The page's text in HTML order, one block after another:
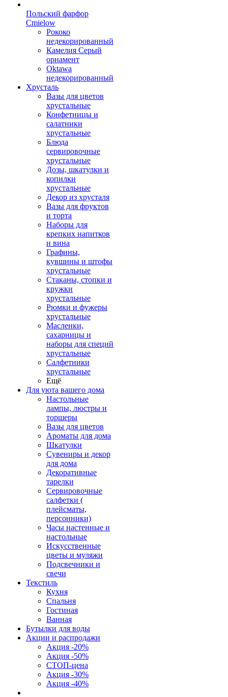
Польский фарфор
Сmielow
Рококо
недекорированный
Камелия Серый
орнамент
Oktawa
недекорированный
Хрусталь
Вазы для цветов
хрустальные
Конфетницы и
салатники
хрустальные
Блюда
сервировочные
хрустальные
Дозы, шкатулки и
копилки
хрустальные
Декор из хрусталя
Вазы для фруктов
и торта
Наборы для
крепких напитков
и вина
Графины,
кувшины и штофы
хрустальные
Стаканы, стопки и
кружки
хрустальные
Рюмки и фужеры
хрустальные
Масленки,
сахарницы и
наборы для специй
хрустальные
Салфетники
хрустальные
Ещё
Для уюта вашего дома
Настольные
лампы, люстры и
торшеры
Вазы для цветов
Ароматы для дома
Шкатулки
Сувениры и декор
для дома
Декоративные
тарелки
Сервировочные
салфетки (
плейсматы,
персонники)
Часы настенные и
настольные
Искусственные
цветы и муляжи
Подсвечники и
свечи
Текстиль
Кухня
Спальня
Гостиная
Ванная
Бутылки для воды
Акции и распродажи
Акция -20%
Акция -50%
СТОП-цена
Акция -30%
Акция -40%